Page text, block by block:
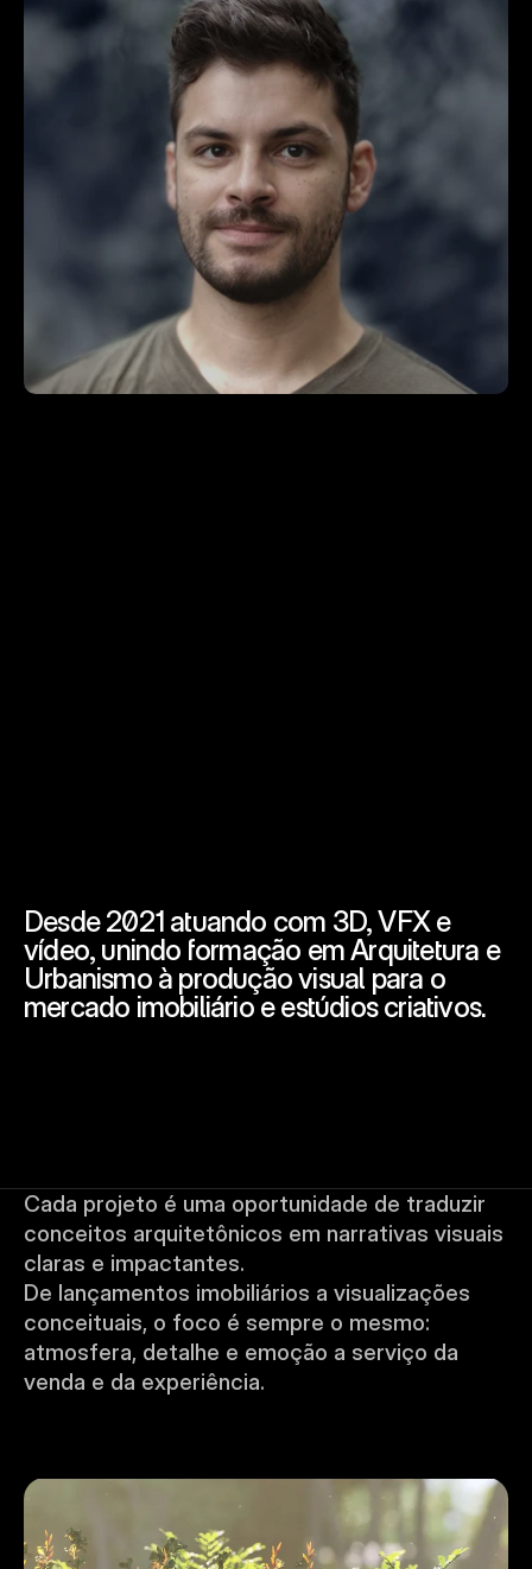
Desde 2021 atuando com 3D, VFX e
vídeo, unindo formação em Arquitetura e
Urbanismo à produção visual para o
mercado imobiliário e estúdios criativos.
Cada projeto é uma oportunidade de traduzir
conceitos arquitetônicos em narrativas visuais
claras e impactantes.
De lançamentos imobiliários a visualizações
conceituais, o foco é sempre o mesmo:
atmosfera, detalhe e emoção a serviço da
venda e da experiência.